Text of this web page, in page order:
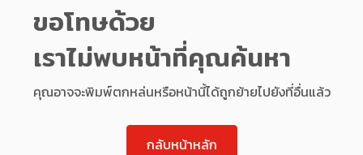
ขอโทษด้วย
เราไม่พบหน้าที่คุณค้นหา
คุณอาจจะพิมพ์ตกหล่นหรือหน้านี้ได้ถูกย้ายไปยังที่อื่นแล้ว
กลับหน้าหลัก